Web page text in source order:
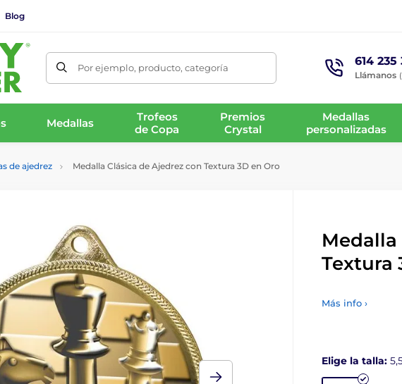
Blog
Por ejemplo, producto, categoría 614 235
Llámanos
Medallas
Trofeos
de Copa
Premios
Crystal
Medallas
personalizadas
de ajedrez Medalla Clásica de Ajedrez con Textura 3D en Oro
Medalla
Textura
Más info ›
Elige la talla: